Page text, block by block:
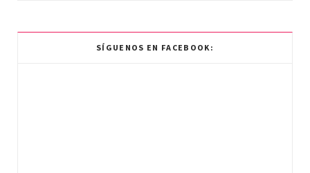
SÍGUENOS EN FACEBOOK: